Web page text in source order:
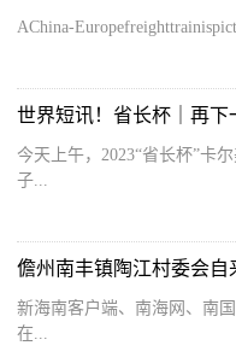
今天上午，2023“省长杯”卡
子...
新海南客户端、南海网、南
在...